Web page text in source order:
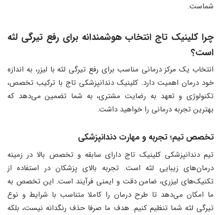
شماست.
چرا کلینیک تاج انتخاب هوشمندانه برای رفع تیرگی لثه
است؟
انتخاب یک مرکز درمانی مناسب برای رفع تیرگی لثه با لیزر، به اندازه
خود درمان اهمیت دارد. کلینیک دندانپزشکی تاج با ترکیب تخصص،
تکنولوژی و تعهد به رضایت مشتری، به شما تضمین می‌دهد که
بهترین تجربه درمانی را خواهید داشت.
تخصص تیم؛ تجربه و مهارت دندانپزشکی
تیم دندانپزشکی کلینیک تاج دارای سابقه و تخصص بالا در زمینه
درمان‌های زیبایی لثه است. تجربه بالای پزشکان در استفاده از
تکنیک‌های لیزری، ضامن دقت و ایمنی فرآیند است. این تخصص به
ما امکان می‌دهد تا طرح درمان را کاملا متناسب با شرایط و نوع
تیرگی لثه شما تنظیم کنیم. هدف ما صرفا حذف رنگدانه نیست، بلکه